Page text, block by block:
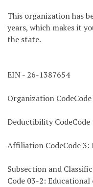
This organization has
years, which makes it
the state.
EIN - 26-1387654
Organization
Deductibility
Affiliation CodeCode
Subsection and
Code 03-2: